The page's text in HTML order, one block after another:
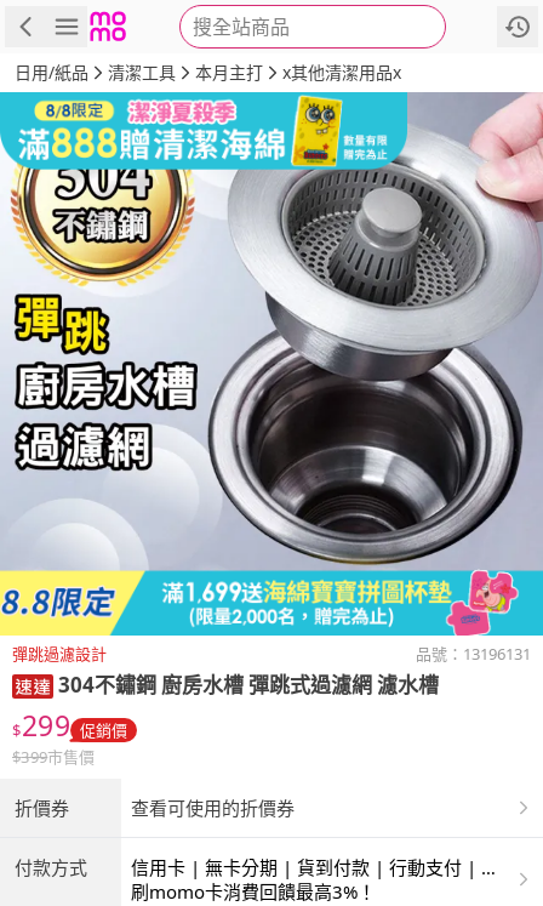
搜全站商品
商品 評價 詳情
日用/紙品 清潔工具 本月主打 x其他清潔用品x
彈跳過濾設計 品號： 13196131
304不鏽鋼 廚房水槽 彈跳式過濾網 濾水槽
$299 促銷價
$399市售價
折價券 查看可使用的折價券
付款方式
信用卡 | 無卡分期 | 貨到付款 | 行動支付 | 超
商付款 | ATM | 銀聯卡
刷momo卡消費回饋最高3%！